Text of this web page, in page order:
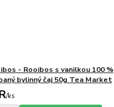
- Rooibos s vanilkou 100 %
bylinný čaj 50g Tea Market
/ks